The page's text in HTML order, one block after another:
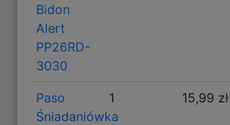
Bidon
Alert
PP26RD-
3030
Paso
Śniadaniówka
1 15,99 zł